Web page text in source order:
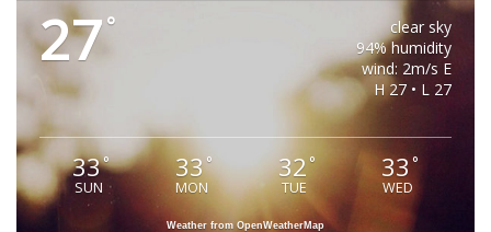
27°
clear sky
94% humidity
wind: 2m/s E
H 27 • L 27
33°
SUN
33°
MON
32°
TUE
33°
WED
Weather from OpenWeatherMap